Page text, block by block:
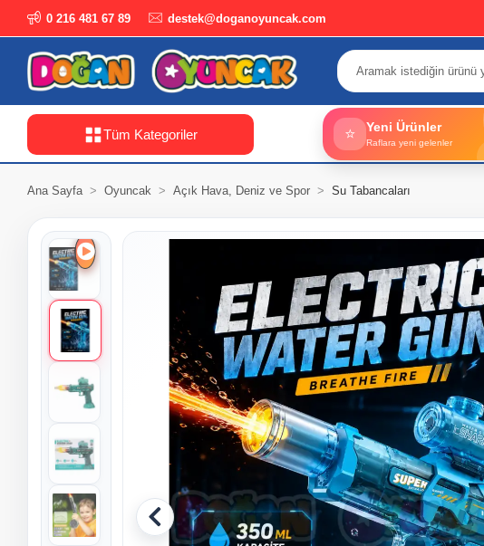
0 216 481 67 89 destek@doganoyuncak.com
Tüm Kategoriler ⭐ Yeni Ürünler
Raflara yeni gelenler
Ana Sayfa Oyuncak Açık Hava, Deniz ve Spor Su Tabancaları